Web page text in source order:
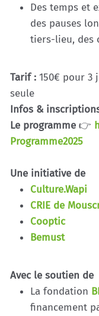
Des temps et
des pauses
tiers-lieu, des
Tarif : 150€ pour 3
seule
Infos &
Le programme 👉
Programme2025
Une initiative de
Culture.Wapi
CRIE de
Cooptic
Bemust
Avec le soutien de
La fondation
financement